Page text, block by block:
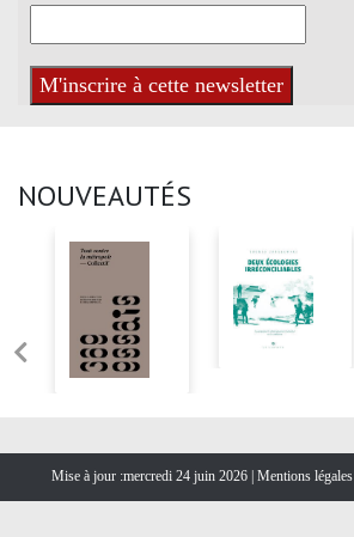
NOUVEAUTÉS
Mise à jour :mercredi 24 juin 2026 | Mentions légales